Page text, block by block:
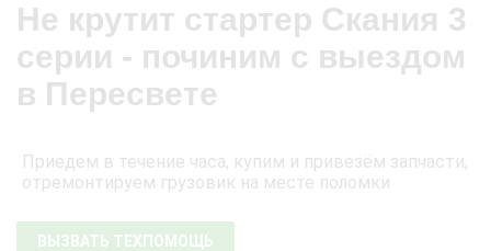
Не крутит стартер Скания 3
серии - починим с выездом
в Пересвете
Приедем в течение часа, купим и привезём запчасти,
отремонтируем грузовик на месте поломки
ВЫЗВАТЬ ТЕХПОМОЩЬ